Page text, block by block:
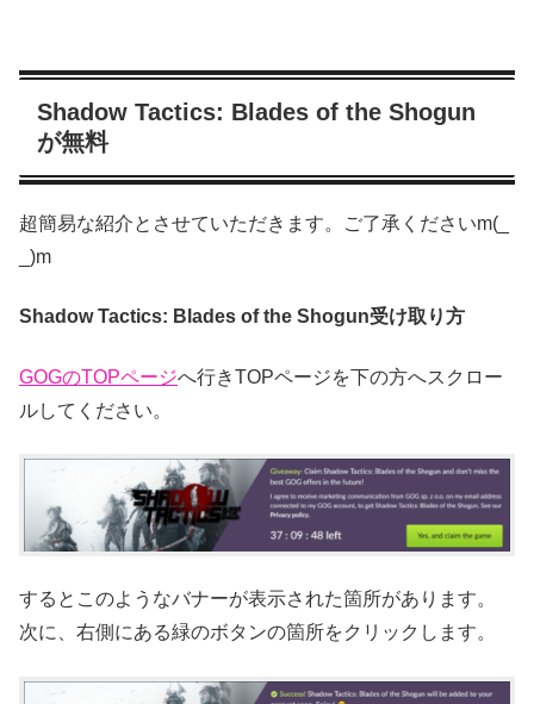
Shadow Tactics: Blades of the Shogun
が無料
超簡易な紹介とさせていただきます。ご了承くださいm(_
_)m
Shadow Tactics: Blades of the Shogun受け取り方
GOGのTOPページへ行きTOPページを下の方へスクロー
ルしてください。
するとこのようなバナーが表示された箇所があります。
次に、右側にある緑のボタンの箇所をクリックします。